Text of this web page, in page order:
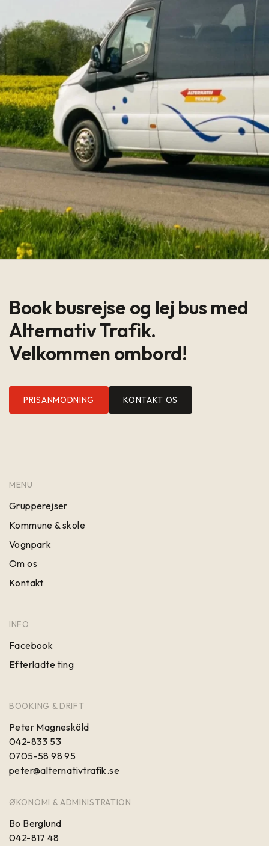
Book busrejse og lej bus med
Alternativ Trafik.
Velkommen ombord!
PRISANMODNING KONTAKT OS
MENU
Grupperejser
Kommune & skole
Vognpark
Om os
Kontakt
INFO
Facebook
Efterladte ting
BOOKING & DRIFT
Peter Magnesköld
042-833 53
0705-58 98 95
peter@alternativtrafik.se
ØKONOMI & ADMINISTRATION
Bo Berglund
042-817 48